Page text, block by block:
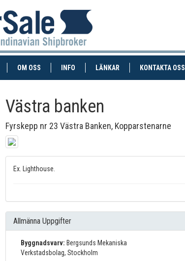
(CURRENT)OM OSS INFO LÄNKAR KONTAKTA OSS
Västra banken
Fyrskepp nr 23 Västra Banken, Kopparstenarne
Ex. Lighthouse.
Allmänna Uppgifter
Byggnadsvarv: Bergsunds Mekaniska
Verkstadsbolag, Stockholm